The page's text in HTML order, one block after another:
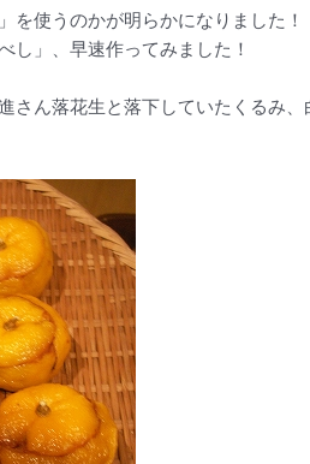
を使うのかが明らかになりました！
し」、早速作ってみました！
ん落花生と落下していたくるみ、